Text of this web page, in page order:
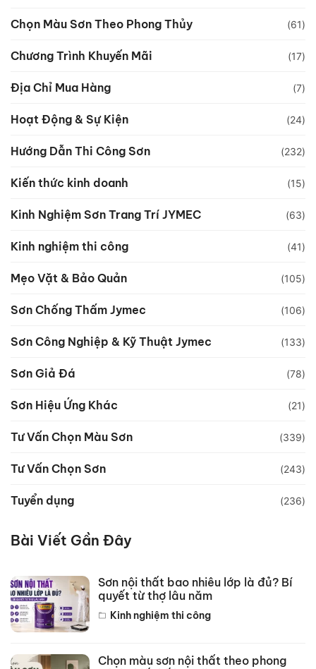
Chọn Màu Sơn Theo Phong Thủy (61)
Chương Trình Khuyến Mãi (17)
Địa Chỉ Mua Hàng (7)
Hoạt Động & Sự Kiện (24)
Hướng Dẫn Thi Công Sơn (232)
Kiến thức kinh doanh (15)
Kinh Nghiệm Sơn Trang Trí JYMEC (63)
Kinh nghiệm thi công (41)
Mẹo Vặt & Bảo Quản (105)
Sơn Chống Thấm Jymec (106)
Sơn Công Nghiệp & Kỹ Thuật Jymec (133)
Sơn Giả Đá (78)
Sơn Hiệu Ứng Khác (21)
Tư Vấn Chọn Màu Sơn (339)
Tư Vấn Chọn Sơn (243)
Tuyển dụng (236)
Bài Viết Gần Đây
Sơn nội thất bao nhiêu lớp là đủ? Bí
quyết từ thợ lâu năm
Kinh nghiệm thi công
Chọn màu sơn nội thất theo phong